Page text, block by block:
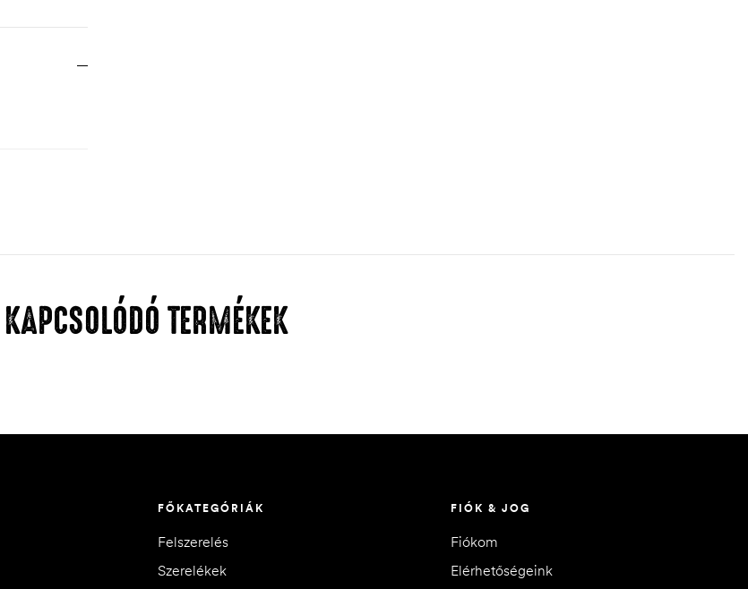
KAPCSOLÓDÓ TERMÉKEK
FŐKATEGÓRIÁK
Felszerelés
Szerelékek
FIÓK & JOG
Fiókom
Elérhetőségeink